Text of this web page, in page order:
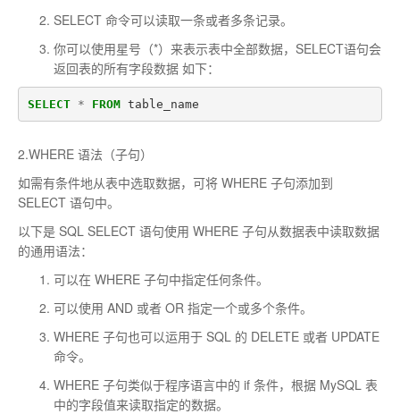
SELECT 命令可以读取一条或者多条记录。
你可以使用星号（*）来表示表中全部数据，SELECT语句会
返回表的所有字段数据 如下：
SELECT * FROM table_name
2.WHERE 语法（子句）
如需有条件地从表中选取数据，可将 WHERE 子句添加到
SELECT 语句中。
以下是 SQL SELECT 语句使用 WHERE 子句从数据表中读取数据
的通用语法：
可以在 WHERE 子句中指定任何条件。
可以使用 AND 或者 OR 指定一个或多个条件。
WHERE 子句也可以运用于 SQL 的 DELETE 或者 UPDATE
命令。
WHERE 子句类似于程序语言中的 if 条件，根据 MySQL 表
中的字段值来读取指定的数据。